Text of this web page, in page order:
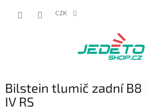
CZK
Bilstein tlumič zadní B8
IV RS